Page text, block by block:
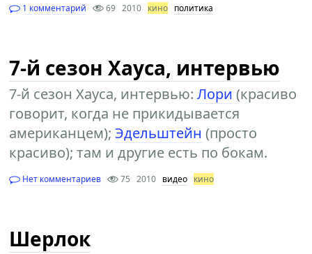
1 комментарий 69 2010 кино политика
7-й сезон Хауса, интервью
7-й сезон Хауса, интервью:Лори (красиво
говорит, когда не прикидывается
американцем);Эдельштейн (просто
красиво); там и другие есть по бокам.
Нет комментариев 75 2010 видео кино
Шерлок